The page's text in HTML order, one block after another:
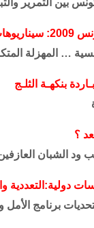
… المهزلة
بنكهـة الثلـج
؟
ود الشبان
برنامج الأمل